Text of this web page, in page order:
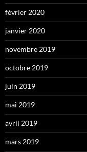
février 2020
janvier 2020
novembre 2019
octobre 2019
juin 2019
mai 2019
avril 2019
mars 2019